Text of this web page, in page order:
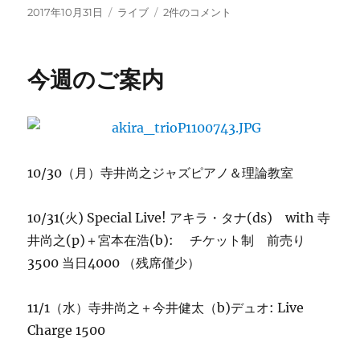
投
2017年10月31日
カ
ー
ライブ
10/31
目！
2件のコメント
今週のご案内
10/30（月）寺井尚之ジャズピアノ＆理論教室
10/31(火) Special Live! アキラ・タナ(ds) with 寺
井尚之(p)＋宮本在浩(b): チケット制 前売り
3500 当日4000 （残席僅少）
11/1（水）寺井尚之＋今井健太（b)デュオ: Live
Charge 1500